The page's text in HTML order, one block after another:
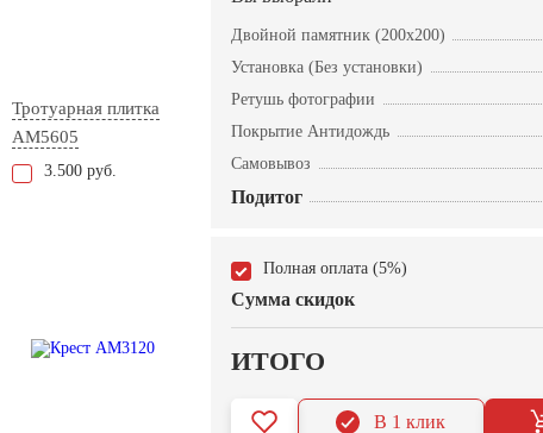
Тротуарная плитка
AM5605
3.500 руб.
Двойной памятник (200х200)
Установка (Без установки)
Ретушь фотографии
Покрытие Антидождь
Самовывоз
Подитог
Полная оплата (5%)
Сумма скидок
ИТОГО
В 1 клик